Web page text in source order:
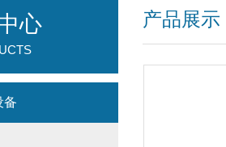
产品展示
心
备